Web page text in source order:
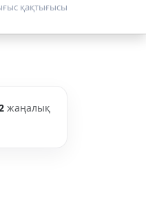
қақтығысы
жаңалық